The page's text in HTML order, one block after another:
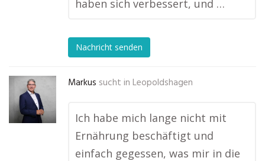
haben sich verbessert, und …
Nachricht senden
Markus sucht in Leopoldshagen
Ich habe mich lange nicht mit
Ernährung beschäftigt und
einfach gegessen, was mir in die